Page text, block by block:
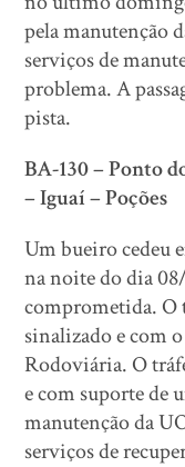
pela manutenção
serviços de
problema. A
pista.
BA-130 – Ponto
– Iguaí – Poções
Um bueiro cedeu
na noite do dia
comprometida. O
sinalizado e com
Rodoviária. O
e com suporte de
manutenção da
serviços de